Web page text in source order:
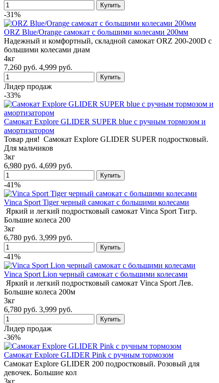
-31%
ORZ Blue/Orange самокат с большими колесами 200мм
Надежный и комфортный, складной самокат ORZ 200-200D с
большими колесами диам
4кг
7,260 руб. 4,999 руб.
Лидер продаж
-33%
Самокат Explore GLIDER SUPER blue с ручным тормозом и
амортизатором
Товар дня! Самокат Explore GLIDER SUPER подростковый.
Для мальчиков
3кг
6,980 руб. 4,699 руб.
-41%
Vinca Sport Tiger черный самокат с большими колесами
Яркий и легкий подростковый самокат Vinca Sport Тигр.
Большие колеса 200
3кг
6,780 руб. 3,999 руб.
-41%
Vinca Sport Lion черный самокат с большими колесами
Яркий и легкий подростковый самокат Vinca Sport Лев.
Большие колеса 200м
3кг
6,780 руб. 3,999 руб.
Лидер продаж
-36%
Самокат Explore GLIDER Pink с ручным тормозом
Самокат Explore GLIDER 200 подростковый. Розовый для
девочек. Большие кол
3кг